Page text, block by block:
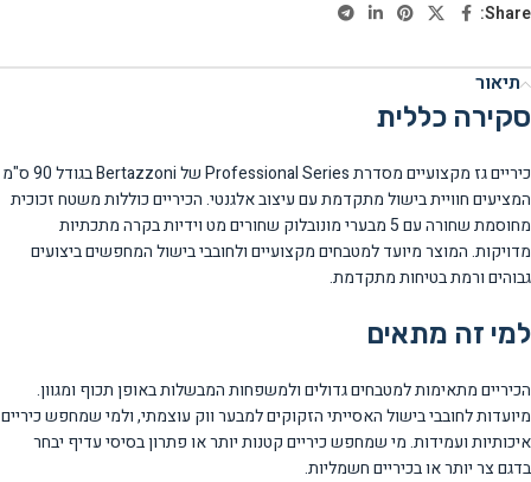
Share:
תיאור
סקירה כללית
כיריים גז מקצועיים מסדרת Professional Series של Bertazzoni בגודל 90 ס"מ
המציעים חוויית בישול מתקדמת עם עיצוב אלגנטי. הכיריים כוללות משטח זכוכית
מחוסמת שחורה עם 5 מבערי מונובלוק שחורים מט וידיות בקרה מתכתיות
מדויקות. המוצר מיועד למטבחים מקצועיים ולחובבי בישול המחפשים ביצועים
גבוהים ורמת בטיחות מתקדמת.
למי זה מתאים
הכיריים מתאימות למטבחים גדולים ולמשפחות המבשלות באופן תכוף ומגוון.
מיועדות לחובבי בישול האסייתי הזקוקים למבער ווק עוצמתי, ולמי שמחפש כיריים
איכותיות ועמידות. מי שמחפש כיריים קטנות יותר או פתרון בסיסי עדיף יבחר
בדגם צר יותר או בכיריים חשמליות.